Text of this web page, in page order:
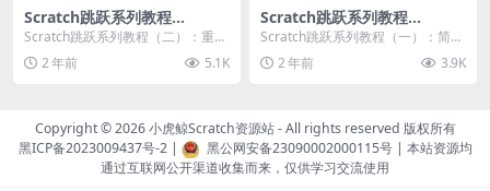
Scratch跳跃系列教程
（二）：重力跳跃
Scratch跳跃系列教程（二）：重力
跳跃 作者：小虎鲸Scratch资源站
按...2 年前 5.1K
Scratch跳跃系列教程
（一）：简单跳跃
Scratch跳跃系列教程（一）：简单
跳跃 作者：小虎鲸Scratch资源站
按...2 年前 3.9K
Copyright © 2026小虎鲸Scratch资源站- All rights reserved 版权所有
黑ICP备2023009437号-2| 黑公网安备23090002000115号| 本站资源均
通过互联网公开渠道收集而来，仅供学习交流使用